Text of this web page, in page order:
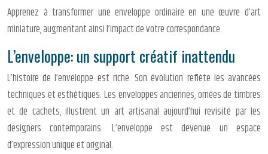
Apprenez à transformer une enveloppe ordinaire en une œuvre d’art
miniature, augmentant ainsi l’impact de votre correspondance.
L’enveloppe: un support créatif inattendu
L’histoire de l’enveloppe est riche. Son évolution reflète les avancées
techniques et esthétiques. Les enveloppes anciennes, ornées de timbres
et de cachets, illustrent un art artisanal aujourd’hui revisité par les
designers contemporains. L’enveloppe est devenue un espace
d’expression unique et original.